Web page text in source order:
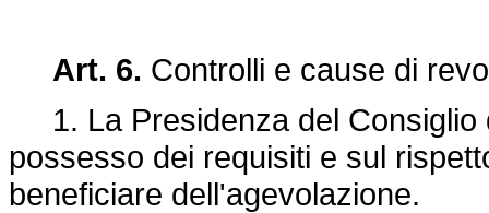
Art. 6. Controlli e cause di
1. La Presidenza del Consiglio
possesso dei requisiti e sul
beneficiare dell'agevolazione.